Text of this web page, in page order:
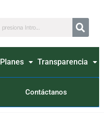
Planes Transparencia
Contáctanos